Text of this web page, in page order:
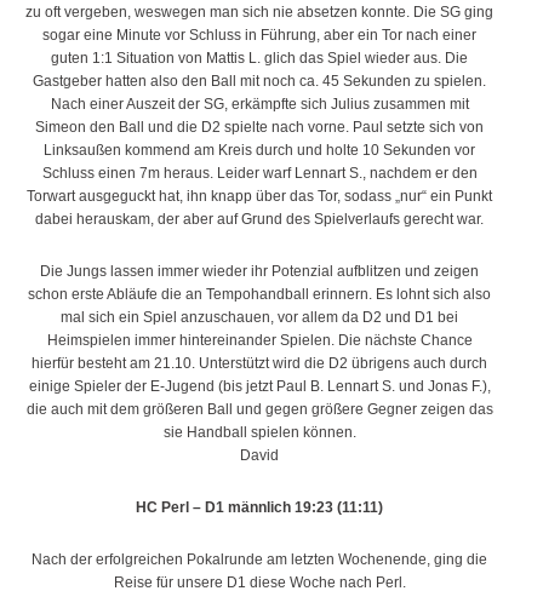
zu oft vergeben, weswegen man sich nie absetzen konnte. Die SG ging
sogar eine Minute vor Schluss in Führung, aber ein Tor nach einer
guten 1:1 Situation von Mattis L. glich das Spiel wieder aus. Die
Gastgeber hatten also den Ball mit noch ca. 45 Sekunden zu spielen.
Nach einer Auszeit der SG, erkämpfte sich Julius zusammen mit
Simeon den Ball und die D2 spielte nach vorne. Paul setzte sich von
Linksaußen kommend am Kreis durch und holte 10 Sekunden vor
Schluss einen 7m heraus. Leider warf Lennart S., nachdem er den
Torwart ausgeguckt hat, ihn knapp über das Tor, sodass „nur“ ein Punkt
dabei herauskam, der aber auf Grund des Spielverlaufs gerecht war.
Die Jungs lassen immer wieder ihr Potenzial aufblitzen und zeigen
schon erste Abläufe die an Tempohandball erinnern. Es lohnt sich also
mal sich ein Spiel anzuschauen, vor allem da D2 und D1 bei
Heimspielen immer hintereinander Spielen. Die nächste Chance
hierfür besteht am 21.10. Unterstützt wird die D2 übrigens auch durch
einige Spieler der E-Jugend (bis jetzt Paul B. Lennart S. und Jonas F.),
die auch mit dem größeren Ball und gegen größere Gegner zeigen das
sie Handball spielen können.
David
HC Perl – D1 männlich 19:23 (11:11)
Nach der erfolgreichen Pokalrunde am letzten Wochenende, ging die
Reise für unsere D1 diese Woche nach Perl.